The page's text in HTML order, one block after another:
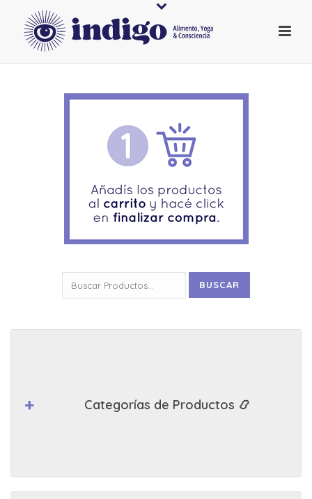
por:
BUSCAR
Categorías de Productos 📿